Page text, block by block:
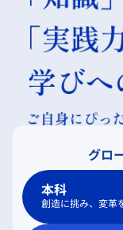
グロ
本科
創造に挑み、変革